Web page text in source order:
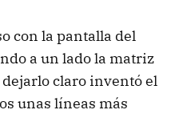
con la pantalla del
a un lado la matriz
claro inventó el
unas líneas más